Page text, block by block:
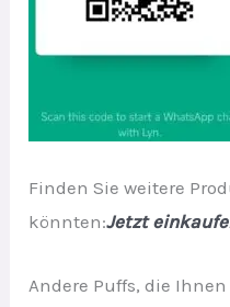
Finden Sie weitere
könnten:Jetzt
Andere Puffs, die